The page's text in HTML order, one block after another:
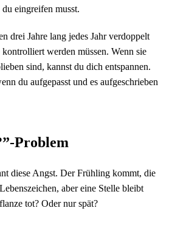
eingreifen musst.
drei Jahre lang jedes Jahr verdoppelt
werden müssen. Wenn sie
sind, kannst du dich entspannen.
du aufgepasst und es aufgeschrieben
Problem
diese Angst. Der Frühling kommt, die
aber eine Stelle bleibt
tot? Oder nur spät?